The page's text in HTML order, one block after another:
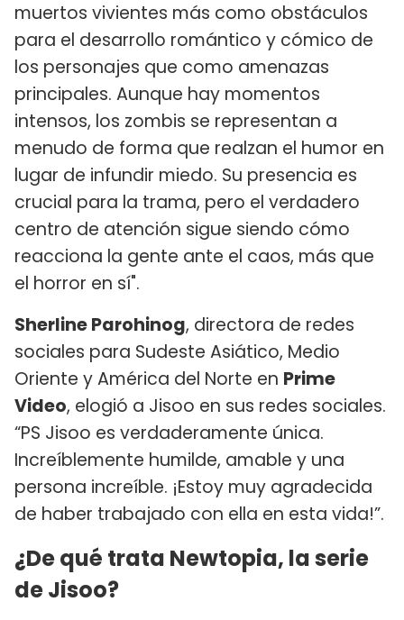
muertos vivientes más como obstáculos
para el desarrollo romántico y cómico de
los personajes que como amenazas
principales. Aunque hay momentos
intensos, los zombis se representan a
menudo de forma que realzan el humor en
lugar de infundir miedo. Su presencia es
crucial para la trama, pero el verdadero
centro de atención sigue siendo cómo
reacciona la gente ante el caos, más que
el horror en sí".
Sherline Parohinog, directora de redes
sociales para Sudeste Asiático, Medio
Oriente y América del Norte en Prime
Video, elogió a Jisoo en sus redes sociales.
“PS Jisoo es verdaderamente única.
Increíblemente humilde, amable y una
persona increíble. ¡Estoy muy agradecida
de haber trabajado con ella en esta vida!”.
¿De qué trata Newtopia, la serie
de Jisoo?